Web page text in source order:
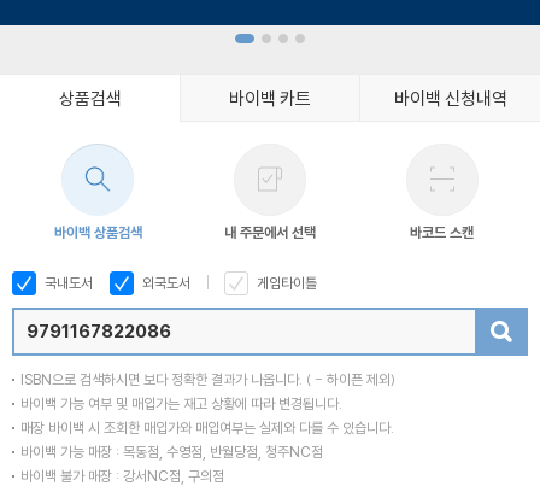
상품검색 바이백 카트 바이백 신청내역
바이백 상품검색 내 주문에서 선택 바코드 스캔
국내도서 외국도서 게임타이틀
ISBN으로 검색하시면 보다 정확한 결과가 나옵니다. ( - 하이픈 제외)
바이백 가능 여부 및 매입가는 재고 상황에 따라 변경됩니다.
매장 바이백 시 조회한 매입가와 매입여부는 실제와 다를 수 있습니다.
바이백 가능 매장 : 목동점, 수영점, 반월당점, 청주NC점
바이백 불가 매장 : 강서NC점, 구의점